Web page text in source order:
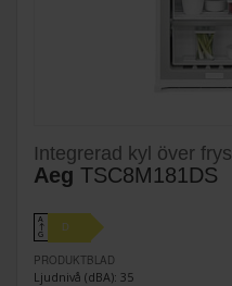
Integrerad kyl över frys
Aeg TSC8M181DS
A
↑
G
D
PRODUKTBLAD
Ljudnivå (dBA): 35